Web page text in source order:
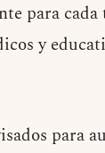
para
y
para